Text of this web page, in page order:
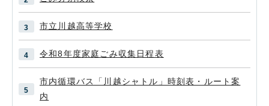
市立川越高等学校
令和8年度家庭ごみ収集日程表
市内循環バス「川越シャトル」時刻表・ルート案
内